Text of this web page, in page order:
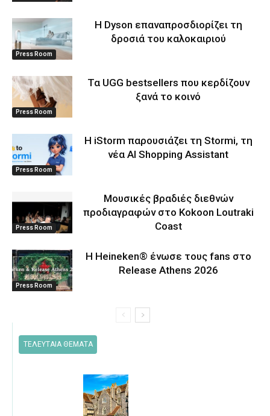
Press Room
Η Dyson επαναπροσδιορίζει τη
δροσιά του καλοκαιριού
Press Room
Τα UGG bestsellers που κερδίζουν
ξανά το κοινό
Press Room
Η iStorm παρουσιάζει τη Stormi, τη
νέα AI Shopping Assistant
Press Room
Μουσικές βραδιές διεθνών
προδιαγραφών στο Kokoon Loutraki
Coast
Press Room
Η Heineken® ένωσε τους fans στο
Release Athens 2026
ΤΕΛΕΥΤΑΙΑ ΘΕΜΑΤΑ